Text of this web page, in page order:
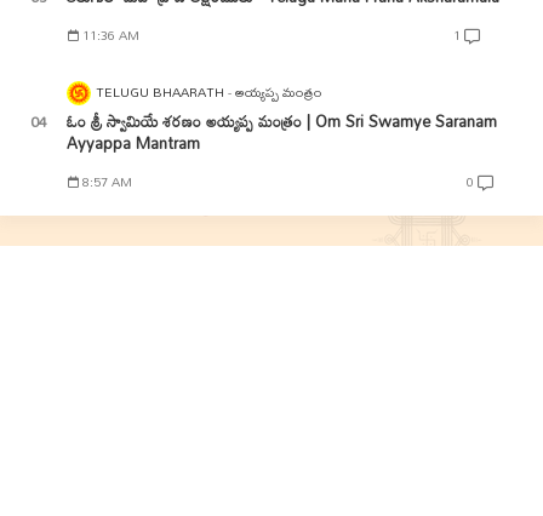
11:36 AM 1
TELUGU BHAARATH అయ్యప్ప మంత్రం
ఓం శ్రీ స్వామియే శరణం అయ్యప్ప మంత్రం | Om Sri Swamye Saranam
Ayyappa Mantram
8:57 AM 0